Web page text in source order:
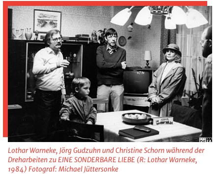
Lothar Warneke, Jörg Gudzuhn und Christine Schorn während der
Dreharbeiten zu EINE SONDERBARE LIEBE (R: Lothar Warneke,
1984) Fotograf: Michael Jüttersonke